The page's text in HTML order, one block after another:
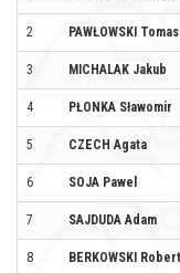
2 PAWŁOWSKI
3 MICHALAK Jakub
4 PŁONKA Sławomir
5 CZECH Agata
6 SOJA Pawel
7 SAJDUDA Adam
8 BERKOWSKI Robert